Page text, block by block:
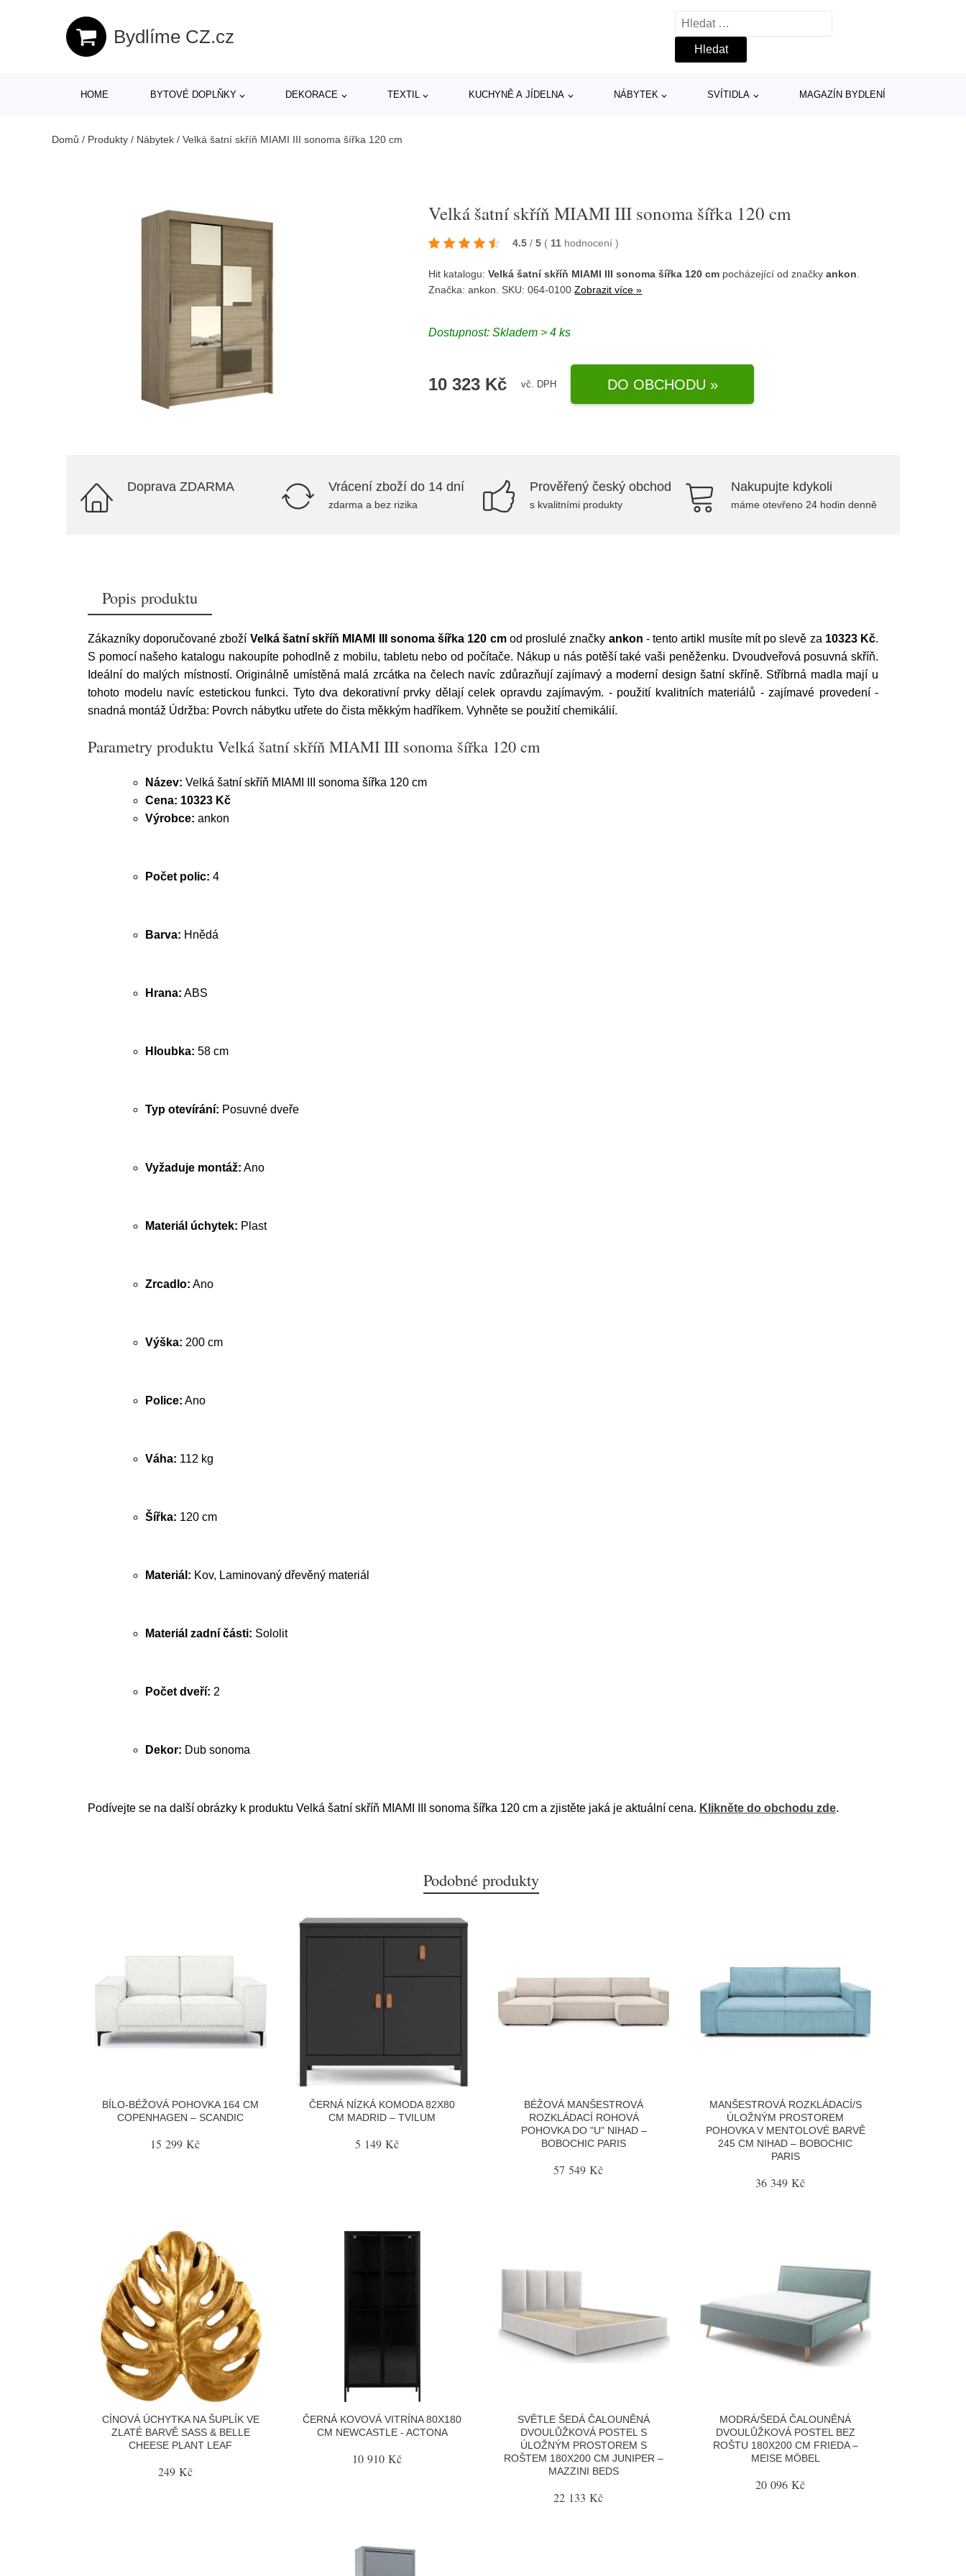
Bydlíme CZ.cz
Vyhledávání
HOME BYTOVÉ DOPLŇKY DEKORACE TEXTIL KUCHYNĚ A JÍDELNA NÁBYTEK SVÍTIDLA MAGAZÍN BYDLENÍ
Domů / Produkty / Nábytek / Velká šatní skříň MIAMI III sonoma šířka 120 cm
Velká šatní skříň MIAMI III sonoma šířka 120 cm
4.5 / 5 ( 11 hodnocení)
Hit katalogu:Velká šatní skříň MIAMI III sonoma šířka 120 cm pocházející od značkyankon
Značka:ankon . SKU: 064-0100Zobrazit více »
Dostupnost:Skladem > 4 ks
10 323 Kč vč. DPH DO OBCHODU »
Doprava ZDARMA Vrácení zboží do 14 dní
zdarma a bez rizika
Prověřený český obchod
s kvalitními produkty
Nakupujte kdykoli
máme otevřeno 24 hodin denně
Popis produktu
Zákazníky doporučované zboží Velká šatní skříň MIAMI III sonoma šířka 120 cmod proslulé značky ankon - tento artikl musíte mít po slevě za 10323 Kč.
S pomocí našeho katalogu nakoupíte pohodlně z mobilu, tabletu nebo od počítače. Nákup u nás potěší také vaši peněženku. Dvoudveřová posuvná skříň.
Ideální do malých místností. Originálně umístěná malá zrcátka na čelech navíc zdůrazňují zajímavý a moderní design šatní skříně. Stříbrná madla mají u
tohoto modelu navíc estetickou funkci. Tyto dva dekorativní prvky dělají celek opravdu zajímavým. - použití kvalitních materiálů - zajímavé provedení -
snadná montáž Údržba: Povrch nábytku utřete do čista měkkým hadříkem. Vyhněte se použití chemikálií.
Parametry produktu Velká šatní skříň MIAMI III sonoma šířka 120 cm
Název: Velká šatní skříň MIAMI III sonoma šířka 120 cm
Cena: 10323 Kč
Výrobce: ankon
Počet polic: 4
Barva: Hnědá
Hrana: ABS
Hloubka: 58 cm
Typ otevírání: Posuvné dveře
Vyžaduje montáž: Ano
Materiál úchytek: Plast
Zrcadlo: Ano
Výška: 200 cm
Police: Ano
Váha: 112 kg
Šířka: 120 cm
Materiál: Kov, Laminovaný dřevěný materiál
Materiál zadní části: Sololit
Počet dveří: 2
Dekor: Dub sonoma
Podívejte se na další obrázky k produktu Velká šatní skříň MIAMI III sonoma šířka 120 cm a zjistěte jaká je aktuální cena. Klikněte do obchodu zde.
Podobné produkty
BÍLO-BÉŽOVÁ POHOVKA 164 CM
COPENHAGEN – SCANDIC
15 299 Kč
ČERNÁ NÍZKÁ KOMODA 82X80
CM MADRID – TVILUM
5 149 Kč
BÉŽOVÁ MANŠESTROVÁ
ROZKLÁDACÍ ROHOVÁ
POHOVKA DO "U" NIHAD –
BOBOCHIC PARIS
57 549 Kč
MANŠESTROVÁ ROZKLÁDACÍ/S
ÚLOŽNÝM PROSTOREM
POHOVKA V MENTOLOVÉ BARVĚ
245 CM NIHAD – BOBOCHIC
PARIS
36 349 Kč
CÍNOVÁ ÚCHYTKA NA ŠUPLÍK VE
ZLATÉ BARVĚ SASS & BELLE
CHEESE PLANT LEAF
249 Kč
ČERNÁ KOVOVÁ VITRÍNA 80X180
CM NEWCASTLE - ACTONA
10 910 Kč
SVĚTLE ŠEDÁ ČALOUNĚNÁ
DVOULŮŽKOVÁ POSTEL S
ÚLOŽNÝM PROSTOREM S
ROŠTEM 180X200 CM JUNIPER –
MAZZINI BEDS
22 133 Kč
MODRÁ/ŠEDÁ ČALOUNĚNÁ
DVOULŮŽKOVÁ POSTEL BEZ
ROŠTU 180X200 CM FRIEDA –
MEISE MÖBEL
20 096 Kč